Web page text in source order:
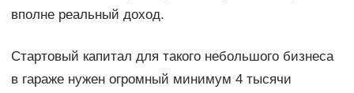
вполне реальный доход.
Стартовый капитал для такого небольшого бизнеса
в гараже нужен огромный минимум 4 тысячи